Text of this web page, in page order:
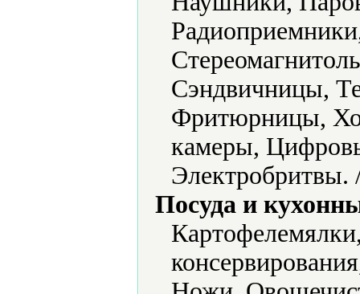
Сэндвичницы,
Фритюрницы,
камеры,
Посуда и